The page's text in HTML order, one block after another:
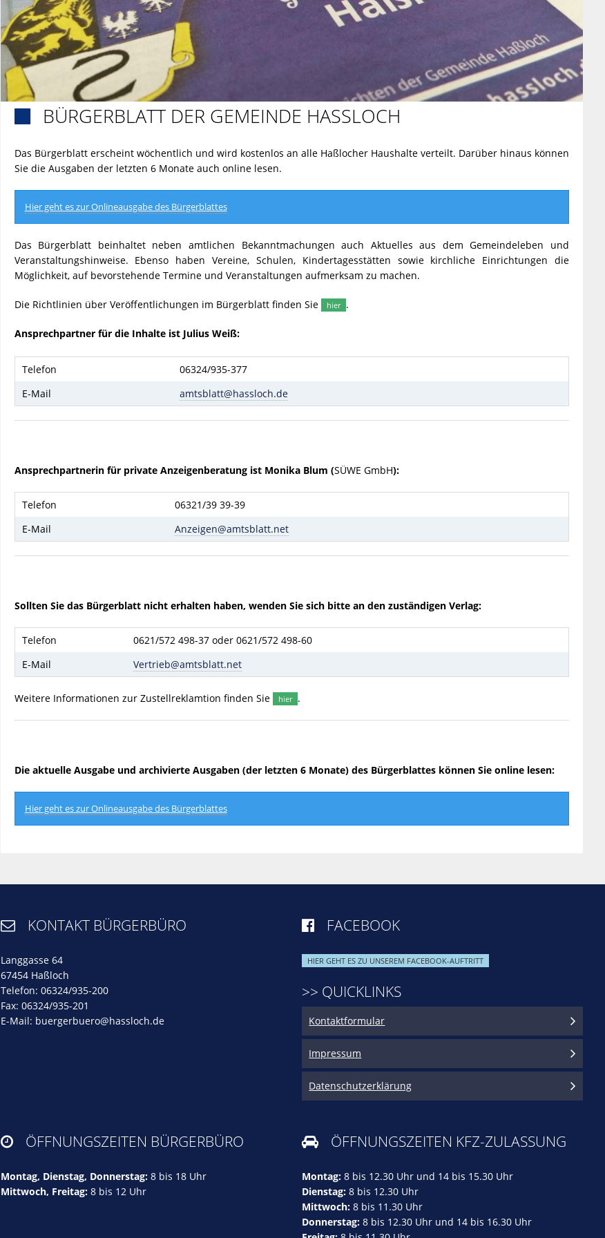
BÜRGERBLATT DER GEMEINDE HASSLOCH
Das Bürgerblatt erscheint wöchentlich und wird kostenlos an alle Haßlocher Haushalte verteilt. Darüber hinaus können
Sie die Ausgaben der letzten 6 Monate auch online lesen.
Hier geht es zur Onlineausgabe des Bürgerblattes
Das Bürgerblatt beinhaltet neben amtlichen Bekanntmachungen auch Aktuelles aus dem Gemeindeleben und
Veranstaltungshinweise. Ebenso haben Vereine, Schulen, Kindertagesstätten sowie kirchliche Einrichtungen die
Möglichkeit, auf bevorstehende Termine und Veranstaltungen aufmerksam zu machen.
Die Richtlinien über Veröffentlichungen im Bürgerblatt finden Sie hier .
Ansprechpartner für die Inhalte ist Julius Weiß:
Telefon
06324/935-377
E-Mail
amtsblatt@hassloch.de
Ansprechpartnerin für private Anzeigenberatung ist Monika Blum (SÜWE GmbH):
Telefon
06321/39 39-39
E-Mail
Anzeigen@amtsblatt.net
Sollten Sie das Bürgerblatt nicht erhalten haben, wenden Sie sich bitte an den zuständigen Verlag:
Telefon
0621/572 498-37 oder 0621/572 498-60
E-Mail
Vertrieb@amtsblatt.net
Weitere Informationen zur Zustellreklamtion finden Sie hier .
Die aktuelle Ausgabe und archivierte Ausgaben (der letzten 6 Monate) des Bürgerblattes können Sie online lesen:
Hier geht es zur Onlineausgabe des Bürgerblattes
 KONTAKT BÜRGERBÜRO
Langgasse 64
67454 Haßloch
Telefon: 06324/935-200
Fax: 06324/935-201
E-Mail: buergerbuero@hassloch.de
 FACEBOOK
HIER GEHT ES ZU UNSEREM FACEBOOK-AUFTRITT
>> QUICKLINKS
Kontaktformular
Impressum
Datenschutzerklärung
 ÖFFNUNGSZEITEN BÜRGERBÜRO
Montag, Dienstag, Donnerstag:8 bis 18 Uhr
Mittwoch, Freitag:8 bis 12 Uhr
 ÖFFNUNGSZEITEN KFZ-ZULASSUNG
Montag: 8 bis 12.30 Uhr und 14 bis 15.30 Uhr
Dienstag:8 bis 12.30 Uhr
Mittwoch: 8 bis 11.30 Uhr
Donnerstag:8 bis 12.30 Uhr und 14 bis 16.30 Uhr